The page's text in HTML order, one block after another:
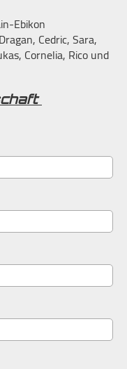
Ebikon
Cedric, Sara,
Cornelia, Rico und